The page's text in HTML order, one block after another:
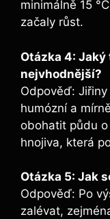
minimálně 15
začaly růst.
Otázka 4:​
nejvhodnější?
Odpověď:⁣
humózní a
obohatit půdu
hnojiva, která
Otázka 5: Jak
Odpověď: Po
zalévat,